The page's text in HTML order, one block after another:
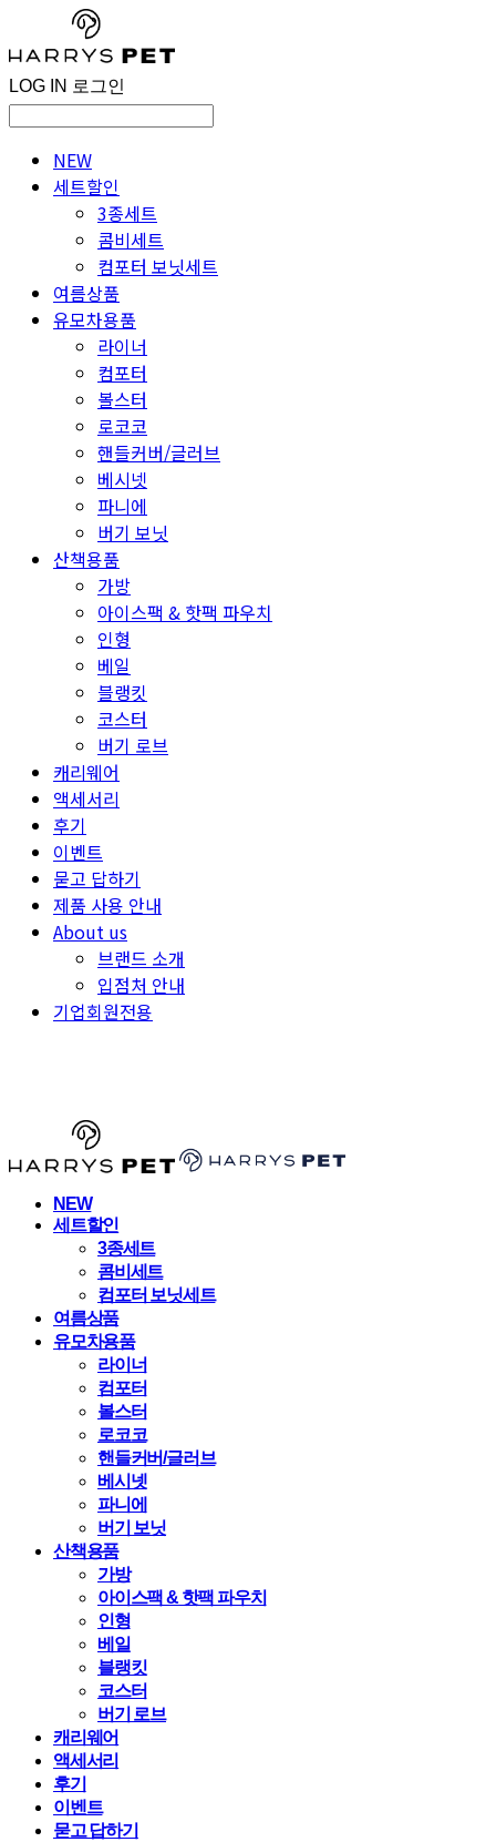
LOG IN 로그인
NEW
세트할인
3종세트
콤비세트
컴포터 보닛세트
여름상품
유모차용품
라이너
컴포터
볼스터
로코코
핸들커버/글러브
베시넷
파니에
버기 보닛
산책용품
가방
아이스팩 & 핫팩 파우치
인형
베일
블랭킷
코스터
버기 로브
캐리웨어
액세서리
후기
이벤트
묻고 답하기
제품 사용 안내
About us
브랜드 소개
입점처 안내
기업회원전용
NEW
세트할인
3종세트
콤비세트
컴포터 보닛세트
여름상품
유모차용품
라이너
컴포터
볼스터
로코코
핸들커버/글러브
베시넷
파니에
버기 보닛
산책용품
가방
아이스팩 & 핫팩 파우치
인형
베일
블랭킷
코스터
버기 로브
캐리웨어
액세서리
후기
이벤트
묻고 답하기